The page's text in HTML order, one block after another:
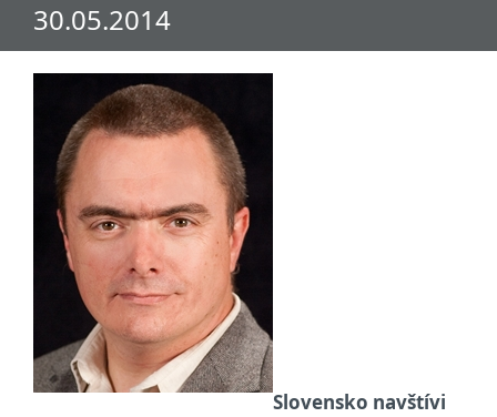
30.05.2014
Slovensko navštívi